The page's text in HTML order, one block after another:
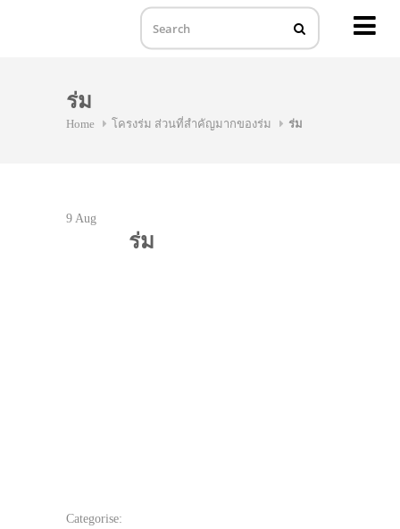
ร่ม
Home โครงร่ม ส่วนที่สำคัญมากของร่ม ร่ม
9 Aug
ร่ม
Categorise: